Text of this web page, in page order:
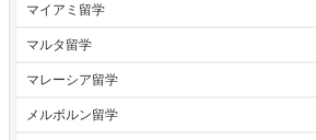
マイアミ留学
マルタ留学
マレーシア留学
メルボルン留学